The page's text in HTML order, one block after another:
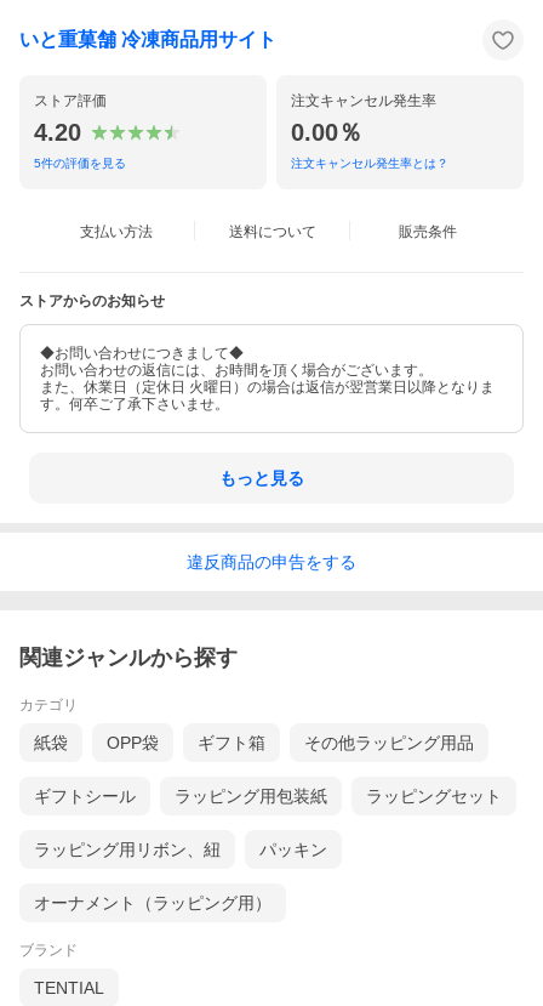
いと重菓舗 冷凍商品用サイト
ストア評価
4.20
5件の評価を見る
注文キャンセル発生率
0.00％
注文キャンセル発生率とは？
支払い方法 送料について 販売条件
ストアからのお知らせ
◆お問い合わせにつきまして◆
お問い合わせの返信には、お時間を頂く場合がございます。
また、休業日（定休日 火曜日）の場合は返信が翌営業日以降となりま
す。何卒ご了承下さいませ。
もっと見る
違反商品の申告をする
関連ジャンルから探す
カテゴリ
紙袋 OPP袋 ギフト箱 その他ラッピング用品
ギフトシール ラッピング用包装紙 ラッピングセット
ラッピング用リボン、紐 パッキン
オーナメント（ラッピング用）
ブランド
TENTIAL